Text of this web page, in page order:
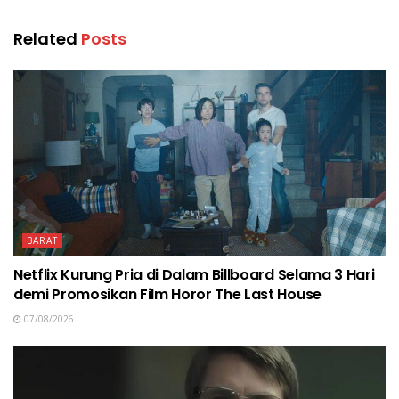
Related Posts
BARAT
Netflix Kurung Pria di Dalam Billboard Selama 3 Hari
demi Promosikan Film Horor The Last House
07/08/2026